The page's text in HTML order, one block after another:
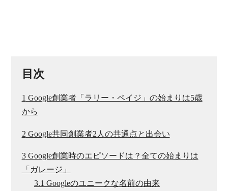
目次
1 Google創業者「ラリー・ペイジ」の始まりは5歳
から
2 Google共同創業者2人の共通点と出会い
3Google創業時のエピソードは？全ての始まりは
「ガレージ」
3.1 Googleのユニークな名前の由来